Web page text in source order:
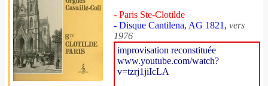
- Paris Ste-Clotilde
- Disque Cantilena, AG 1821, vers
1976
improvisation reconstituée
www.youtube.com/watch?
v=tzrj1jiIcLA